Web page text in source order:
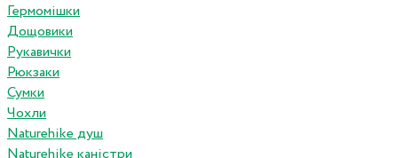
Гермомішки
Дощовики
Рукавички
Рюкзаки
Сумки
Чохли
Naturehike душ